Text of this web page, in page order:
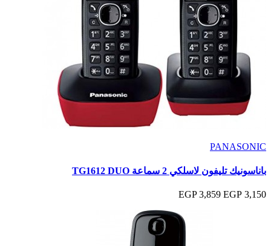
PANASONIC
باناسونيك تليفون لاسلكي 2 سماعة TG1612 DUO
3,150 EGP
3,859 EGP